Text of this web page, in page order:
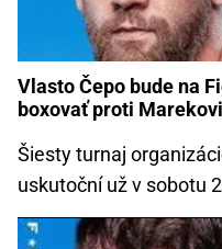
Vlasto Čepo bude na
boxovať proti
Šiesty turnaj
uskutoční už v sobotu